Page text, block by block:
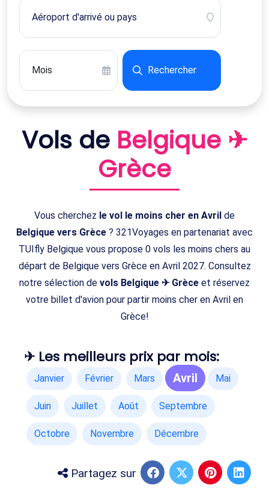
Rechercher
Vols de Belgique ✈
Grèce
Vous cherchez le vol le moins cher en Avril de
Belgique vers Grèce ? 321Voyages en partenariat avec
TUIfly Belgique vous propose 0 vols les moins chers au
départ de Belgique vers Grèce en Avril 2027. Consultez
notre sélection de vols Belgique ✈ Grèce et réservez
votre billet d'avion pour partir moins cher en Avril en
Grèce!
✈ Les meilleurs prix par mois:
Janvier Février Mars Avril Mai
Juin Juillet Août Septembre
Octobre Novembre Décembre
Partagez sur